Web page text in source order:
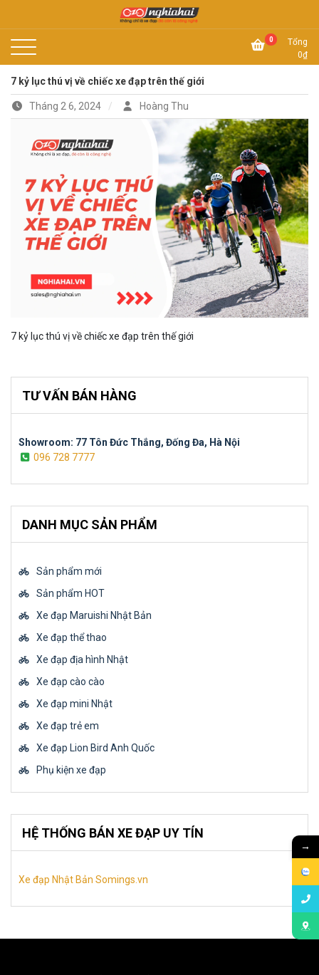
Xe đạp Nhật Nghĩa Hải 0
Tổng
0₫
7 kỷ lục thú vị về chiếc xe đạp trên thế giới
Tháng 2 6, 2024 Hoàng Thu
7 kỷ lục thú vị về chiếc xe đạp trên thế giới
TƯ VẤN BÁN HÀNG
Showroom: 77 Tôn Đức Thắng, Đống Đa, Hà Nội
096 728 7777
DANH MỤC SẢN PHẨM
Sản phẩm mới
Sản phẩm HOT
Xe đạp Maruishi Nhật Bản
Xe đạp thể thao
Xe đạp địa hình Nhật
Xe đạp cào cào
Xe đạp mini Nhật
Xe đạp trẻ em
Xe đạp Lion Bird Anh Quốc
Phụ kiện xe đạp
HỆ THỐNG BÁN XE ĐẠP UY TÍN
Xe đạp Nhật Bản Somings.vn
→